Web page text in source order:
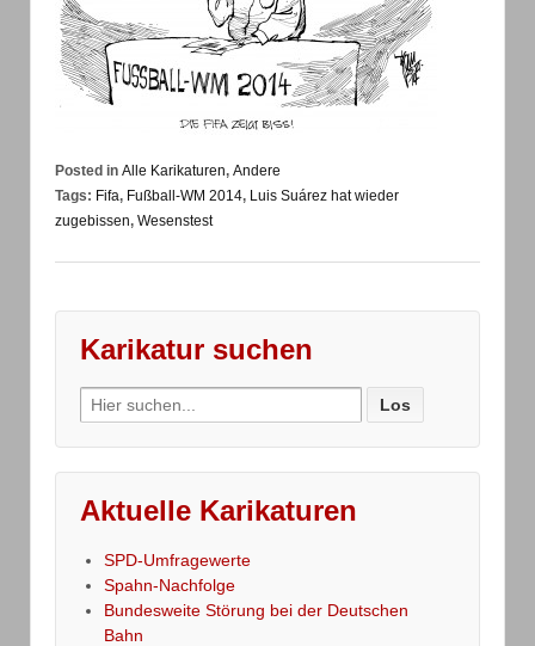
Posted in Alle Karikaturen, Andere
Tags: Fifa, Fußball-WM 2014, Luis Suárez hat wieder
zugebissen, Wesenstest
Karikatur suchen
Search
for:
Aktuelle Karikaturen
SPD-Umfragewerte
Spahn-Nachfolge
Bundesweite Störung bei der Deutschen
Bahn